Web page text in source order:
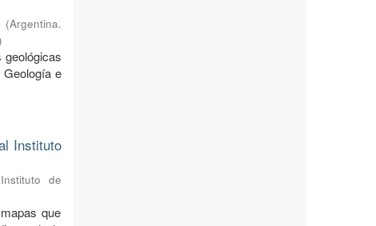
(Argentina.
geológicas
e
Instituto
de
que